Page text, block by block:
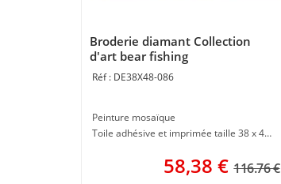
Broderie diamant Collection
d'art bear fishing
DE38X48-086
Peinture mosaïque
Toile adhésive et imprimée taille 38 x 48 cm
58,38 € 116.76 €